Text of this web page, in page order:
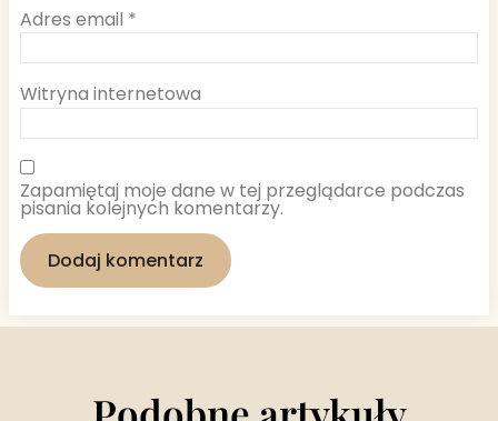
Adres email *
Witryna internetowa
Zapamiętaj moje dane w tej przeglądarce podczas
pisania kolejnych komentarzy.